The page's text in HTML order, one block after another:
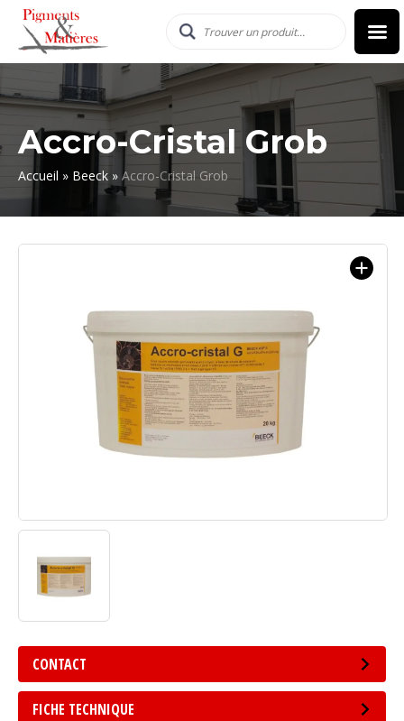
Accro-Cristal Grob
Accueil » Beeck » Accro-Cristal Grob
CONTACT
FICHE TECHNIQUE